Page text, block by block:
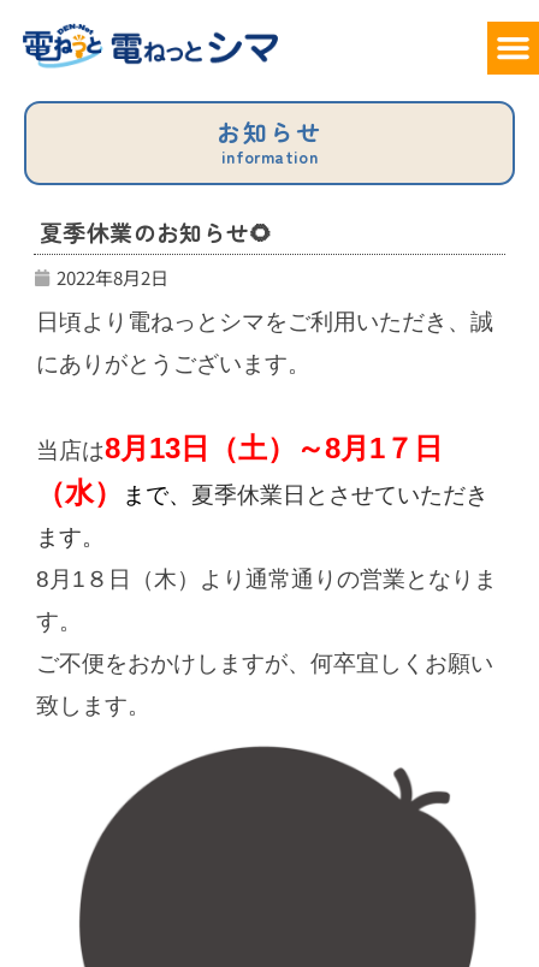
お知らせ
information
夏季休業のお知らせ🌻
2022年8月2日
日頃より電ねっとシマをご利用いただき、誠
にありがとうございます。
当店は8月13日（土）～8月1７日
（水）
まで、 夏季休業日とさせていただき
ます。
8月1８日（木）より通常通りの営業となりま
す。
ご不便をおかけしますが、何卒宜しくお願い
致します。